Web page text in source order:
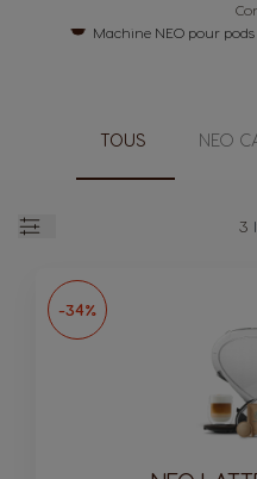
Machine NEO pour pods
TOUS NEO
3
-34%